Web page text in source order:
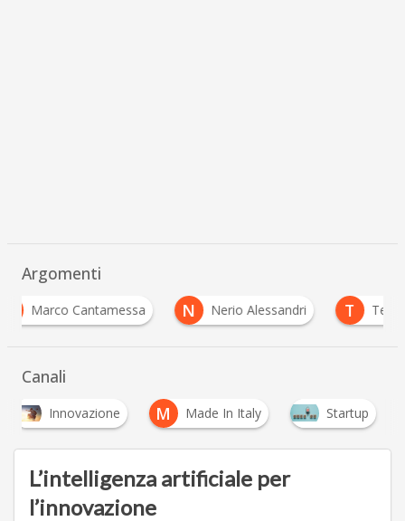
Argomenti
N Nerio Alessandri T Technogym
Canali
Innovazione M Made In Italy Startup
L’intelligenza artificiale per
l’innovazione